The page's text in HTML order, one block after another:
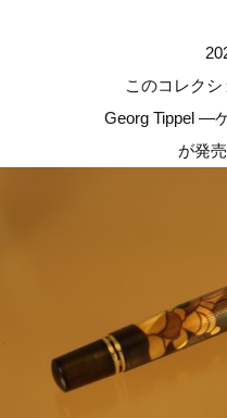
このコレク
Georg Tippel ―
が発